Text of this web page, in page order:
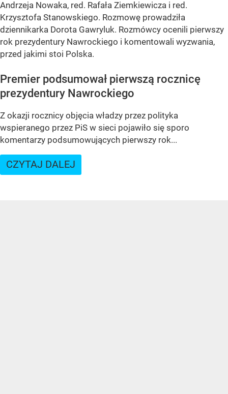
Andrzeja Nowaka, red. Rafała Ziemkiewicza i red.
Krzysztofa Stanowskiego. Rozmowę prowadziła
dziennikarka Dorota Gawryluk. Rozmówcy ocenili pierwszy
rok prezydentury Nawrockiego i komentowali wyzwania,
przed jakimi stoi Polska.
Premier podsumował pierwszą rocznicę
prezydentury Nawrockiego
Z okazji rocznicy objęcia władzy przez polityka
wspieranego przez PiS w sieci pojawiło się sporo
komentarzy podsumowujących pierwszy rok...
CZYTAJ DALEJ